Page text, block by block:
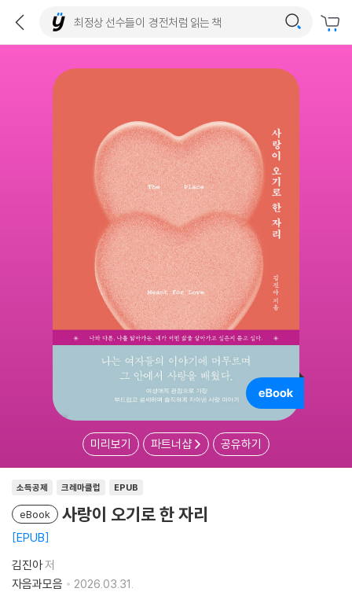
미리보기 파트너샵 공유하기
소득공제 크레마클럽 EPUB
eBook 사랑이 오기로 한 자리
EPUB
김진아저
자음과모음
2026.03.31.